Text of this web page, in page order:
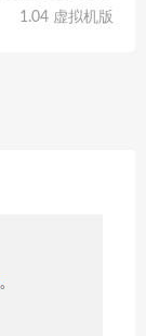
1.04 虚拟机版
。